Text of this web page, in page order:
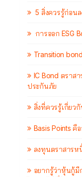
5 สิ่งควรรู้ก่อน
การออก ESG
Transition
IC Bond ตราส
ประกันภัย
สิ่งที่ควรรู้เกี่ยว
Basis Points คื
ลงทุนตราสารห
อยากรู้ว่าหุ้นกู้มี